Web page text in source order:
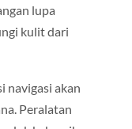
lupa
kulit dari
navigasi akan
Peralatan